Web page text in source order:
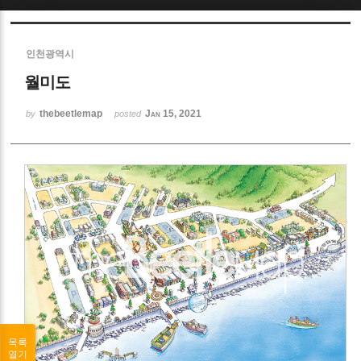
인천광역시
월미도
by thebeetlemap posted Jan 15, 2021
목록
열기
Sketchbook5, 스케치북5
Sketchbook5, 스케치북5